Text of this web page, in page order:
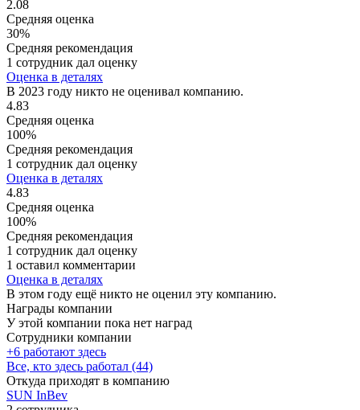
2.08
Средняя оценка
30%
Средняя рекомендация
1 сотрудник дал оценку
Оценка в деталях
В 2023 году никто не оценивал компанию.
4.83
Средняя оценка
100%
Средняя рекомендация
1 сотрудник дал оценку
Оценка в деталях
4.83
Средняя оценка
100%
Средняя рекомендация
1 сотрудник дал оценку
1 оставил комментарии
Оценка в деталях
В этом году ещё никто не оценил эту компанию.
Награды компании
У этой компании пока нет наград
Сотрудники компании
+6 работают здесь
Все, кто здесь работал (44)
Откуда приходят в компанию
SUN InBev